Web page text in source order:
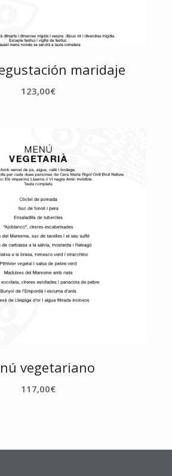
maridaje
123,00€
vegetariano
117,00€